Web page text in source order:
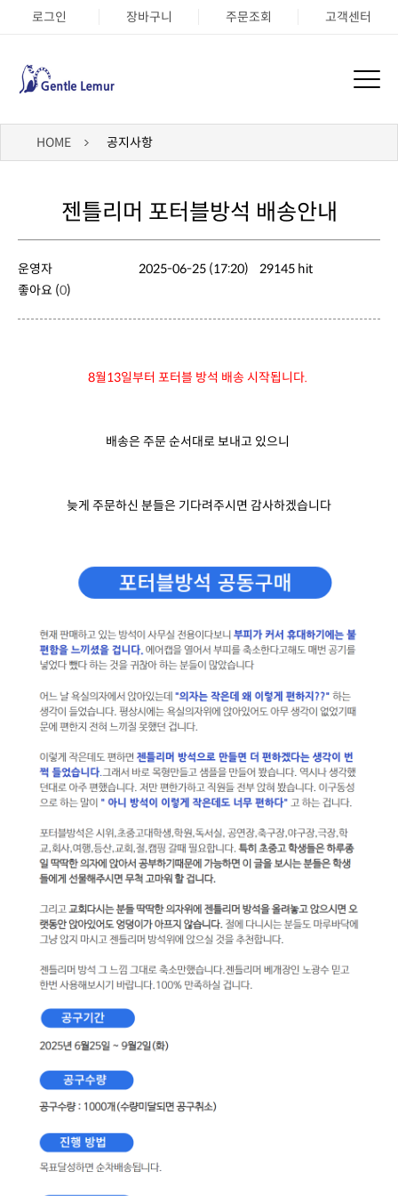
로그인 장바구니 주문조회 고객센터
HOME 공지사항
젠틀리머 포터블방석 배송안내
운영자 2025-06-25 (17:20)
29145 hit
좋아요 (0)
8월13일부터 포터블 방석 배송 시작됩니다.
배송은 주문 순서대로 보내고 있으니
늦게 주문하신 분들은 기다려주시면 감사하겠습니다